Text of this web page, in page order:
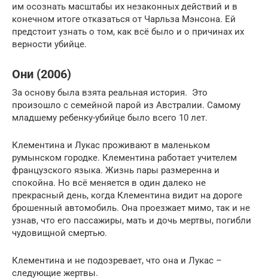
им осознать масштабы их незаконных действий и в
конечном итоге отказаться от Чарльза Мэнсона. Ей
предстоит узнать о том, как всё было и о причинах их
верности убийце.
Они (2006)
За основу была взята реальная история. Это
произошло с семейной парой из Австралии. Самому
младшему ребенку-убийце было всего 10 лет.
Клементина и Лукас проживают в маленьком
румынском городке. Клементина работает учителем
французского языка. Жизнь пары размеренна и
спокойна. Но всё меняется в один далеко не
прекрасный день, когда Клементина видит на дороге
брошенный автомобиль. Она проезжает мимо, так и не
узнав, что его пассажиры, мать и дочь мертвы, погибли
чудовищной смертью.
Клементина и не подозревает, что она и Лукас –
следующие жертвы.